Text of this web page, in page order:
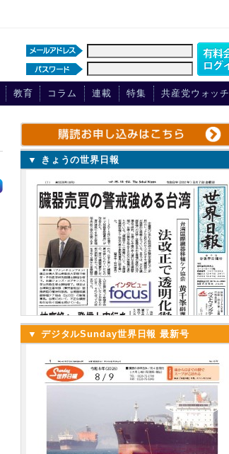
教育 コラム 連載 特集 共産党ウォッチ
▼ きょうの世界日報
▼ デジタルSunday世界日報 最新号